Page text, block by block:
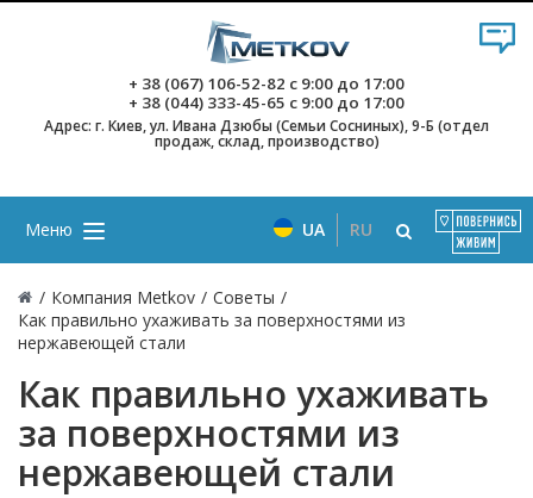
+ 38 (067) 106-52-82 с 9:00 до 17:00
+ 38 (044) 333-45-65 с 9:00 до 17:00
Адрес: г. Киев, ул. Ивана Дзюбы (Семьи Сосниных), 9-Б (отдел
продаж, склад, производство)
Меню UA RU
/ Компания Metkov / Советы /
Как правильно ухаживать за поверхностями из
нержавеющей стали
Как правильно ухаживать
за поверхностями из
нержавеющей стали